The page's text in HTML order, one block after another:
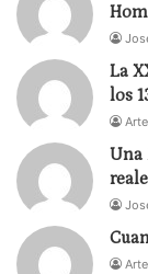
La
los
Una